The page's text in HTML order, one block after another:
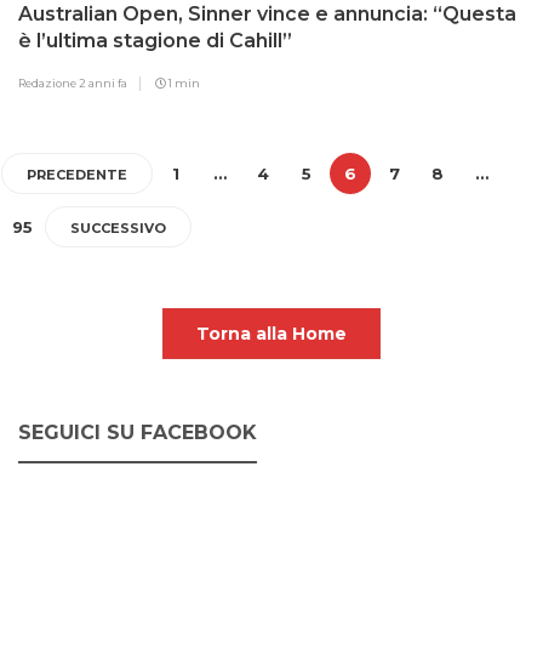
Australian Open, Sinner vince e annuncia: “Questa
è l’ultima stagione di Cahill”
Redazione 2 anni fa 1 min
PRECEDENTE 1 … 4 5 6 7 8 …
95 SUCCESSIVO
Torna alla Home
SEGUICI SU FACEBOOK